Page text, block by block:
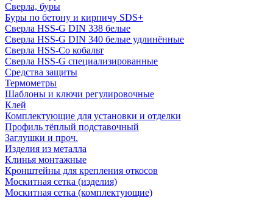
Сверла, буры
Буры по бетону и кирпичу SDS+
Сверла HSS-G DIN 338 белые
Сверла HSS-G DIN 340 белые удлинённые
Сверла HSS-Co кобальт
Сверла HSS-G специализированные
Средства защиты
Термометры
Шаблоны и ключи регулировочные
Клей
Комплектующие для установки и отделки
Профиль тёплый подставочный
Заглушки и проч.
Изделия из металла
Клинья монтажные
Кронштейны для крепления откосов
Москитная сетка (изделия)
Москитная сетка (комплектующие)